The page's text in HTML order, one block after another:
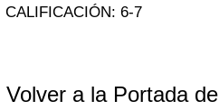
CALIFICACIÓN: 6-7
Volver a la Portada de